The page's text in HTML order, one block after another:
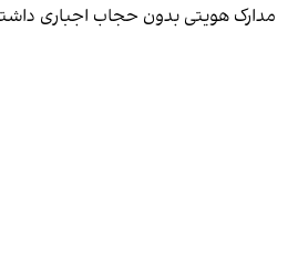
مدارک هویتی بدون حجاب اجباری